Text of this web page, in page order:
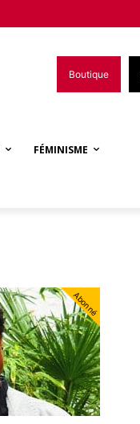
Boutique
FÉMINISME
Abonné